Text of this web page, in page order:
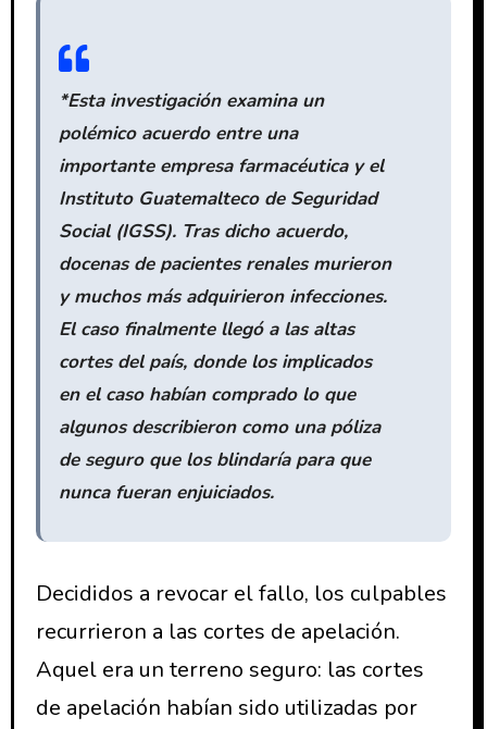
*Esta investigación examina un
polémico acuerdo entre una
importante empresa farmacéutica y el
Instituto Guatemalteco de Seguridad
Social (IGSS). Tras dicho acuerdo,
docenas de pacientes renales murieron
y muchos más adquirieron infecciones.
El caso finalmente llegó a las altas
cortes del país, donde los implicados
en el caso habían comprado lo que
algunos describieron como una póliza
de seguro que los blindaría para que
nunca fueran enjuiciados.
Decididos a revocar el fallo, los culpables
recurrieron a las cortes de apelación.
Aquel era un terreno seguro: las cortes
de apelación habían sido utilizadas por